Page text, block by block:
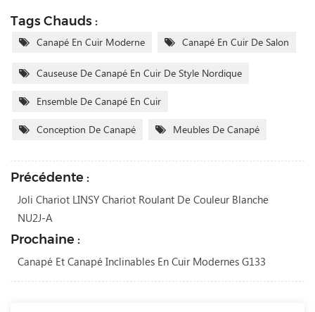
Tags Chauds :
Canapé En Cuir Moderne Canapé En Cuir De Salon
Causeuse De Canapé En Cuir De Style Nordique
Ensemble De Canapé En Cuir
Conception De Canapé Meubles De Canapé
Précédente :
Joli Chariot LINSY Chariot Roulant De Couleur Blanche
NU2J-A
Prochaine :
Canapé Et Canapé Inclinables En Cuir Modernes G133